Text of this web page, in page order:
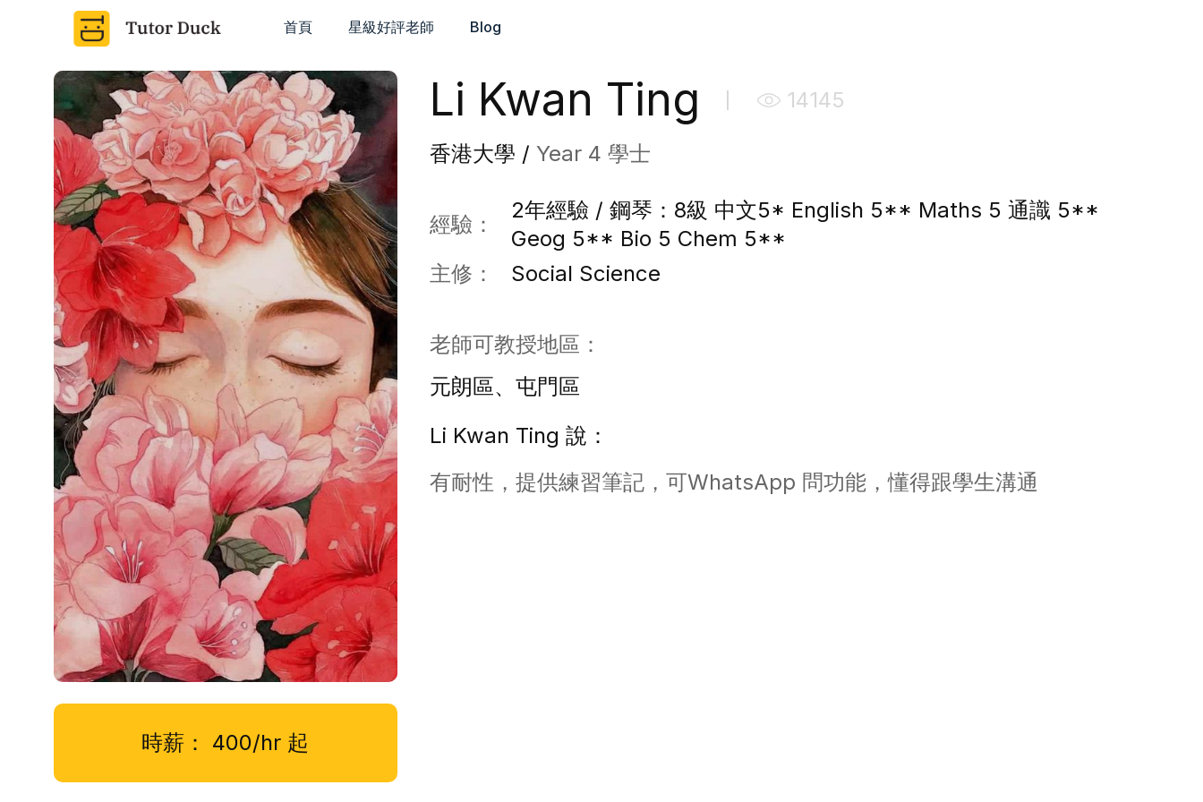
首頁 星級好評老師 Blog
A
時薪： 400/hr 起
Li Kwan Ting 14145
香港大學 / Year 4 學士
經驗：
2年經驗 / 鋼琴：8級 中文5* English 5** Maths 5 通識 5**
Geog 5** Bio 5 Chem 5**
主修：
Social Science
老師可教授地區：
元朗區、屯門區
Li Kwan Ting 說：
有耐性，提供練習筆記，可WhatsApp 問功能，懂得跟學生溝通